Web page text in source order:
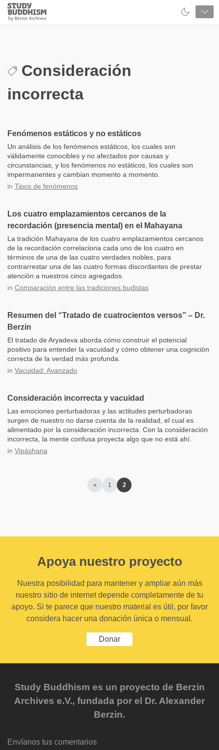
Close
Study
Buddhism
Consideración
incorrecta
Fenómenos estáticos y no estáticos
Un análisis de los fenómenos estáticos, los cuales son
válidamente conocibles y no afectados por causas y
circunstancias, y los fenómenos no estáticos, los cuales son
impermanentes y cambian momento a momento.
in Tipos de fenómenos
Los cuatro emplazamientos cercanos de la
recordación (presencia mental) en el Mahayana
La tradición Mahayana de los cuatro emplazamientos cercanos
de la recordación correlaciona cada uno de los cuatro en
términos de una de las cuatro verdades nobles, para
contrarrestar una de las cuatro formas discordantes de prestar
atención a nuestros cinco agregados.
in Comparación entre las tradiciones budistas
Resumen del “Tratado de cuatrocientos versos” – Dr.
Berzin
El tratado de Aryadeva aborda cómo construir el potencial
positivo para entender la vacuidad y cómo obtener una cognición
correcta de la verdad más profunda.
in Vacuidad: Avanzado
Consideración incorrecta y vacuidad
Las emociones perturbadoras y las actitudes perturbadoras
surgen de nuestro no darse cuenta de la realidad, el cual es
alimentado por la consideración incorrecta. Con la consideración
incorrecta, la mente confusa proyecta algo que no está ahí.
in Vipáshana
« 1 2
Apoya nuestro proyecto
Nuestra posibilidad para mantener y ampliar aún más
nuestro sitio de internet depende completamente de tu
apoyo. Si te parece que nuestro material es útil, por favor
considera hacer una donación única o mensual.
Donar
Study Buddhism es un proyecto de Berzin
Archives e.V., fundada por el Dr. Alexander
Berzin.
Envíanos tus comentarios